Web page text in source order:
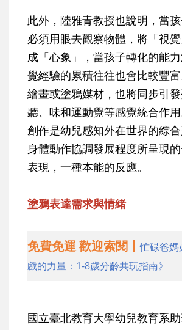
此外，陸雅青教授也說明，當孩
必須用眼去觀察物體，將「視
成「心象」，當孩子轉化的能
覺經驗的累積往往也會比較豐
繪畫或塗鴉媒材，也將同步引發
聽、味和運動覺等感覺統合作
創作是幼兒感知外在世界的綜
身體動作協調發展程度所呈現
表現，一種本能的反應。
塗鴉表達需求與情緒
免費免運 歡迎索閱丨忙碌爸媽
戲的力量：1-8歲分齡共玩指南》
國立臺北教育大學幼兒教育系